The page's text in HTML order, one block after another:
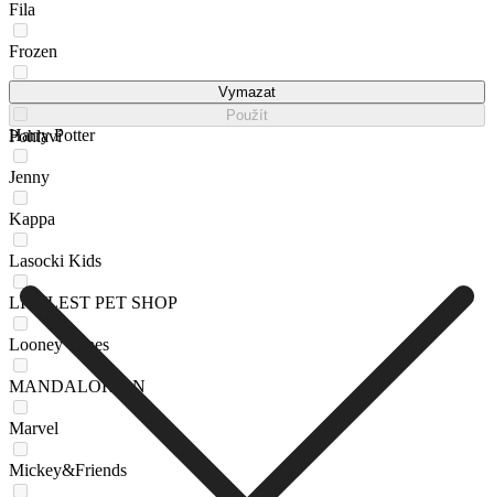
Fila
Frozen
Harry Potter
Jenny
Kappa
Lasocki Kids
LITTLEST PET SHOP
Looney Tunes
MANDALORIAN
Marvel
Mickey&Friends
Vymazat
Použít
Pohlaví